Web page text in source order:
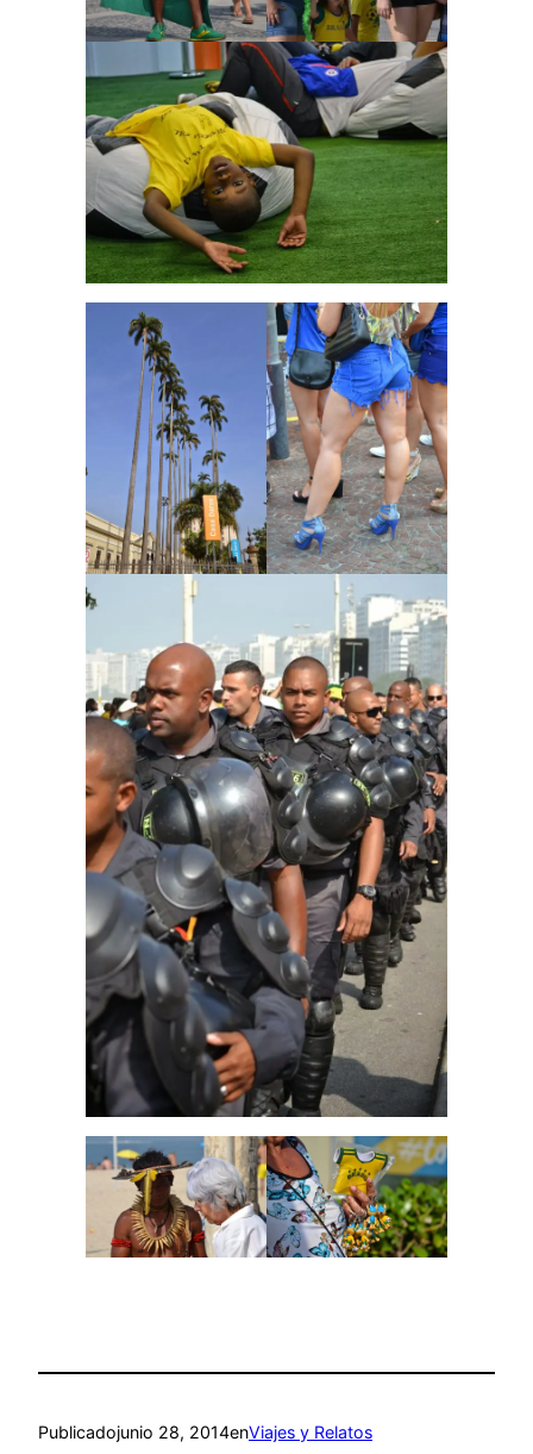
Publicadojunio 28, 2014enViajes y Relatos